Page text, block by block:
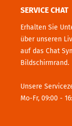
SERVICE CHAT
Erhalten Sie
über unseren
auf das Chat
Bildschirmrand.
Unsere
Mo-Fr, 09:00 -